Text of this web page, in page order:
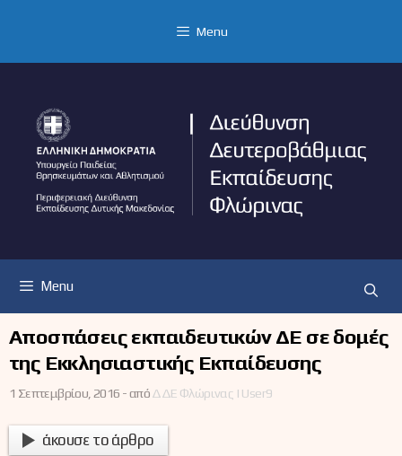
Menu
Menu
Αποσπάσεις εκπαιδευτικών ΔΕ σε δομές
της Εκκλησιαστικής Εκπαίδευσης
1 Σεπτεμβρίου, 2016 -απόΔΔΕ Φλώρινας | User9
άκουσε το άρθρο